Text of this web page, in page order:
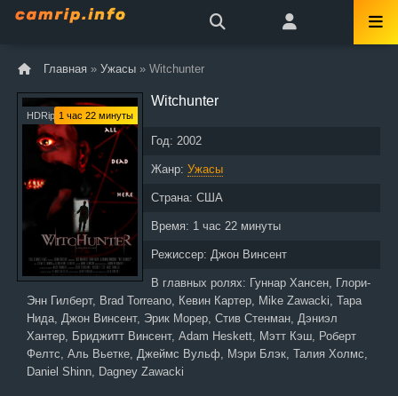
Главная » Ужасы » Witchunter
HDRip 1 час 22 минуты
Witchunter
Год: 2002
Жанр: Ужасы
Страна: США
Время: 1 час 22 минуты
Режиссер: Джон Винсент
В главных ролях: Гуннар Хансен, Глори-
Энн Гилберт, Brad Torreano, Кевин Картер, Mike Zawacki, Тара
Нида, Джон Винсент, Эрик Морер, Стив Стенман, Дэниэл
Хантер, Бриджитт Винсент, Adam Heskett, Мэтт Кэш, Роберт
Фелтс, Аль Вьетке, Джеймс Вульф, Мэри Блэк, Талия Холмс,
Daniel Shinn, Dagney Zawacki